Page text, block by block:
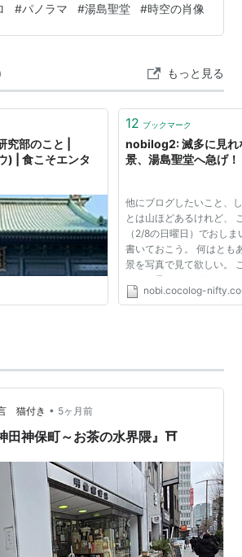
と道徳によって社会を正し、国家を
う強い願いが込められていたといい
され、全国の藩校の模範となる役割
1871年（明治4年）に昌平坂学問所が
#パノラマ #湯島聖堂 #時空の肖像
もっと見る
究部のこと |
) | 食こそエンタ
12 ブックマーク
nobilog2: 滅多に見れ
景、湯島聖堂へ急げ！
他にブログしたいこと、
とは山ほどあるけれど、
（2/8の日曜日）でおし
書いておこう。 何はとも
景を写真で見て欲しい。
アルに見たければ、チャ
茶の水駅からすぐの湯島
nobi.cocolog-
猫付き • 5ヶ月前
神保町～お茶の水界隈』⛩️